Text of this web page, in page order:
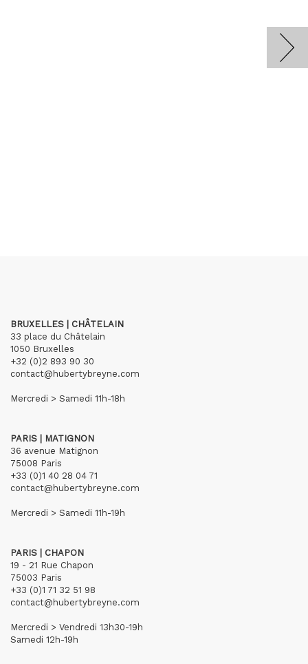
BRUXELLES | CHÂTELAIN
33 place du Châtelain
1050 Bruxelles
+32 (0)2 893 90 30
contact@hubertybreyne.com
Mercredi > Samedi 11h-18h
PARIS | MATIGNON
36 avenue Matignon
75008 Paris
+33 (0)1 40 28 04 71
contact@hubertybreyne.com
Mercredi > Samedi 11h-19h
PARIS | CHAPON
19 - 21 Rue Chapon
75003 Paris
+33 (0)1 71 32 51 98
contact@hubertybreyne.com
Mercredi > Vendredi 13h30-19h
Samedi 12h-19h